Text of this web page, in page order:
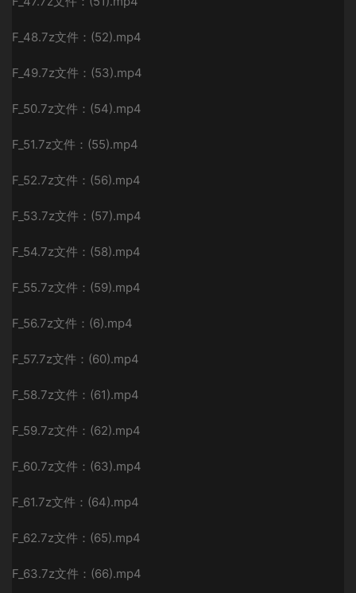
F_48.7z文件：(52).mp4
F_49.7z文件：(53).mp4
F_50.7z文件：(54).mp4
F_51.7z文件：(55).mp4
F_52.7z文件：(56).mp4
F_53.7z文件：(57).mp4
F_54.7z文件：(58).mp4
F_55.7z文件：(59).mp4
F_56.7z文件：(6).mp4
F_57.7z文件：(60).mp4
F_58.7z文件：(61).mp4
F_59.7z文件：(62).mp4
F_60.7z文件：(63).mp4
F_61.7z文件：(64).mp4
F_62.7z文件：(65).mp4
F_63.7z文件：(66).mp4